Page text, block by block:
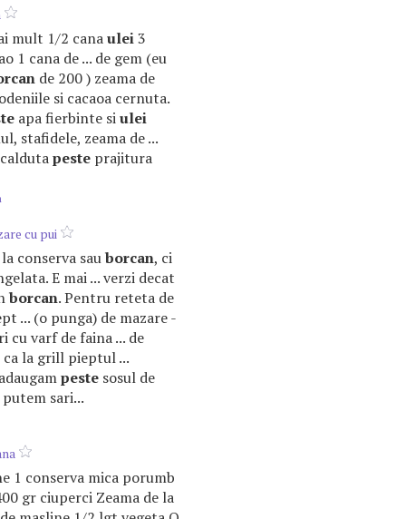
mult 1/2 canaulei3
1 cana de ... de gem (eu
de 200 ) zeama de
si cacaoa cernuta.
apa fierbinte siulei
stafidele, zeama de ...
peste prajitura
cu pui
conserva sauborcan, ci
E mai ... verzi decat
borcan. Pentru reteta de
... (o punga) de mazare -
cu varf de faina ... de
la grill pieptul ...
peste sosul de
putem sari...
1 conserva mica porumb
gr ciuperci Zeama de la